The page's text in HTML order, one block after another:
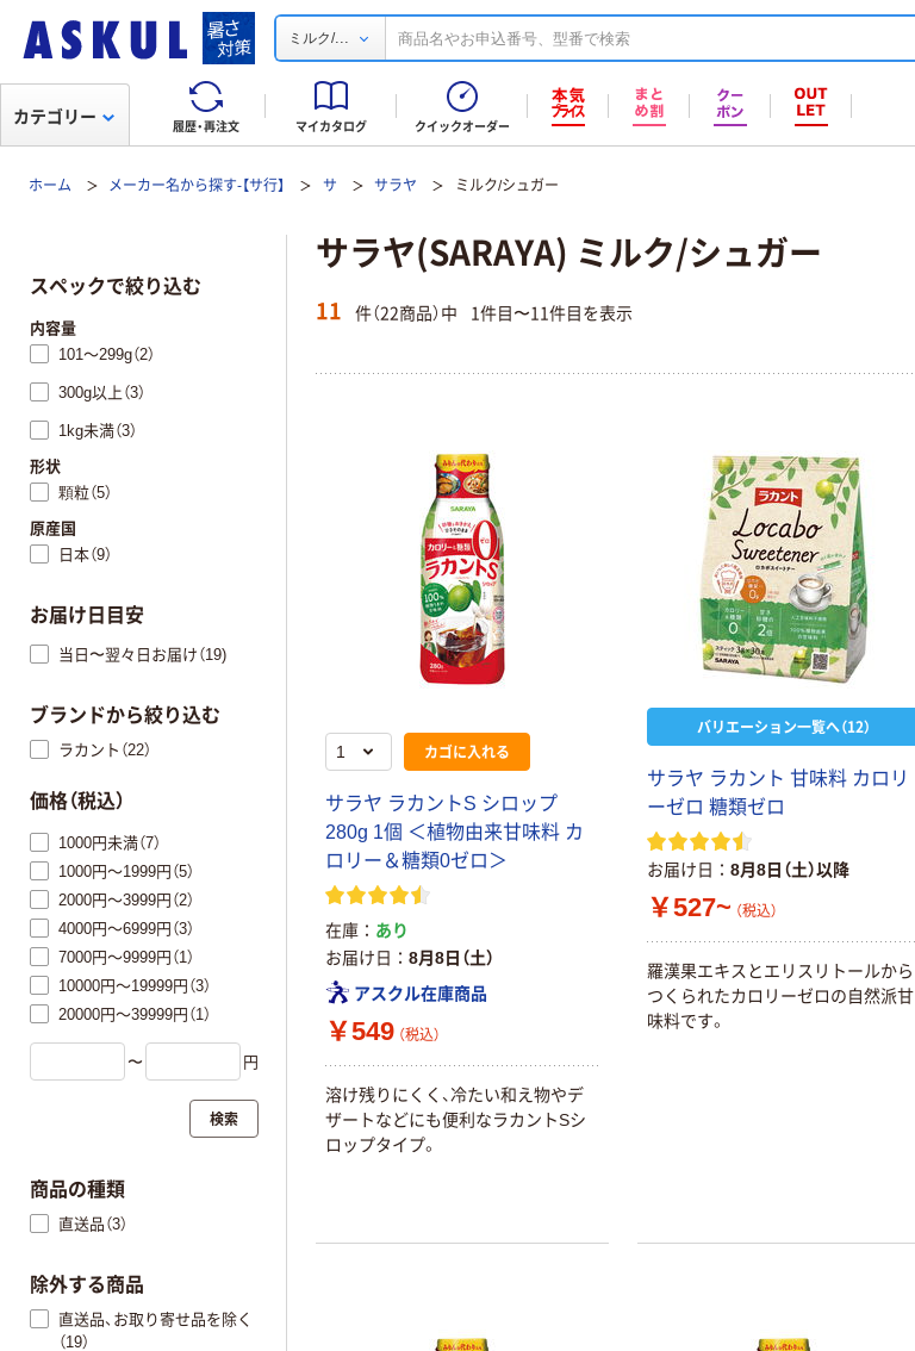
ミルク/...
履歴・再注文 マイカタログ クイックオーダー
カテゴリー
ホーム メーカー名から探す-【サ行】 サ サラヤ ミルク/シュガー
サラヤ(SARAYA) ミルク/シュガー
11 件（22商品）中 1件目〜11件目を表示
カゴに入れる
サラヤ ラカントS シロップ
280g 1個 ＜植物由来甘味料 カ
ロリー＆糖類0ゼロ＞
在庫
あり
お届け日
8月8日（土）
アスクル在庫商品
￥549 （税込）
溶け残りにくく、冷たい和え物やデ
ザートなどにも便利なラカントSシ
ロップタイプ。
バリエーション一覧へ（12）
サラヤ ラカント 甘味料 カロリ
ーゼロ 糖類ゼロ
お届け日 8月8日（土）以降
￥527~ （税込）
羅漢果エキスとエリスリトールから
つくられたカロリーゼロの自然派甘
味料です。
スペックで絞り込む
内容量
101～299g（2）
300g以上（3）
1kg未満（3）
形状
顆粒（5）
原産国
日本（9）
お届け日目安
当日〜翌々日お届け（19)
ブランドから絞り込む
ラカント（22）
価格（税込）
1000円未満（7）
1000円～1999円（5）
2000円～3999円（2）
4000円～6999円（3）
7000円～9999円（1）
10000円～19999円（3）
20000円～39999円（1）
〜 円
検索
商品の種類
直送品（3）
除外する商品
直送品、お取り寄せ品を除く
（19）